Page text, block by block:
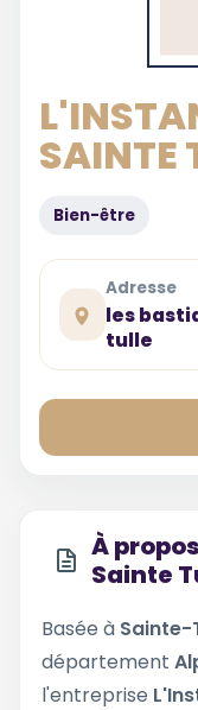
SAINTE
Bien-être
Adresse
les
tulle
À
Sainte
Basée à Sainte-
département
l'entreprise